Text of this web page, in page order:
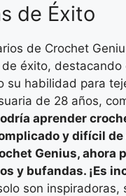
de Éxito
de Crochet
éxito, destacando
su habilidad para
de 28 años,
aprender
y difícil de
Genius, ahora
y bufandas. ¡Es
son inspiradoras,